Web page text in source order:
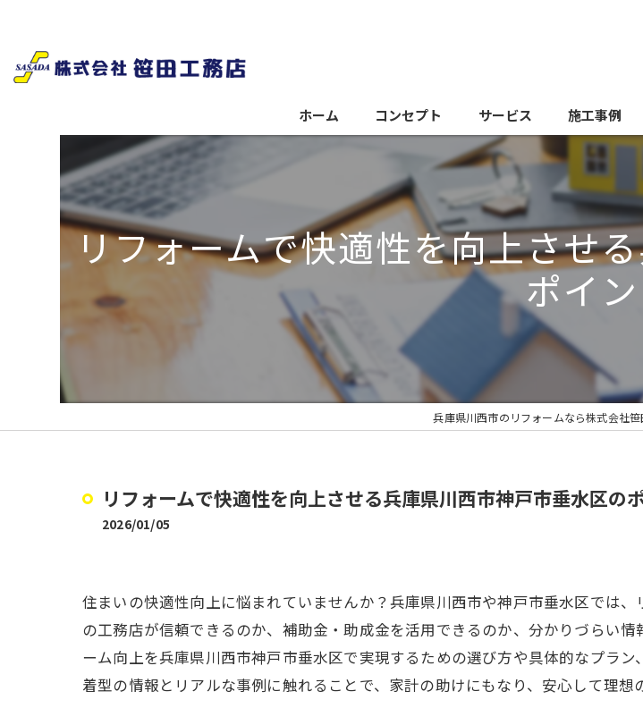
ホーム コンセプト サービス 施工事例
リフォームで快適性を向上させ
ポイ
兵庫県川西市のリフォームなら株式会社
リフォームで快適性を向上させる兵庫県川西市神戸市垂水区の
2026/01/05
住まいの快適性向上に悩まれていませんか？兵庫県川西市や神戸市垂水区では
の工務店が信頼できるのか、補助金・助成金を活用できるのか、分かりづらい
ーム向上を兵庫県川西市神戸市垂水区で実現するための選び方や具体的なプラ
着型の情報とリアルな事例に触れることで、家計の助けにもなり、安心して理想